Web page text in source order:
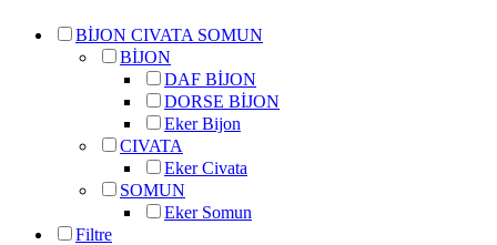
BİJON CIVATA SOMUN
BİJON
DAF BİJON
DORSE BİJON
Eker Bijon
CIVATA
Eker Civata
SOMUN
Eker Somun
Filtre